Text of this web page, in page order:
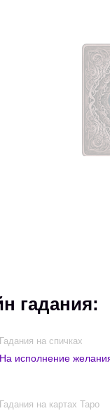
гадания:
Гадания на спичках
На исполнение
Гадания на картах Таро